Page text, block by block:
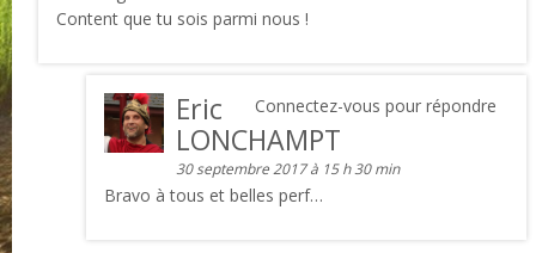
Content que tu sois parmi nous !
Connectez-vous pour répondre
Eric
LONCHAMPT
30 septembre 2017 à 15 h 30 min
Bravo à tous et belles perf…